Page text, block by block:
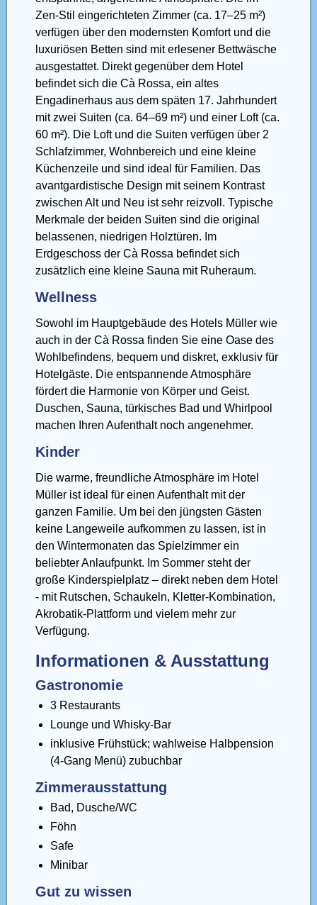
Zen-Stil eingerichteten Zimmer (ca. 17–25 m²)
verfügen über den modernsten Komfort und die
luxuriösen Betten sind mit erlesener Bettwäsche
ausgestattet. Direkt gegenüber dem Hotel
befindet sich die Cà Rossa, ein altes
Engadinerhaus aus dem späten 17. Jahrhundert
mit zwei Suiten (ca. 64–69 m²) und einer Loft (ca.
60 m²). Die Loft und die Suiten verfügen über 2
Schlafzimmer, Wohnbereich und eine kleine
Küchenzeile und sind ideal für Familien. Das
avantgardistische Design mit seinem Kontrast
zwischen Alt und Neu ist sehr reizvoll. Typische
Merkmale der beiden Suiten sind die original
belassenen, niedrigen Holztüren. Im
Erdgeschoss der Cà Rossa befindet sich
zusätzlich eine kleine Sauna mit Ruheraum.
Wellness
Sowohl im Hauptgebäude des Hotels Müller wie
auch in der Cà Rossa finden Sie eine Oase des
Wohlbefindens, bequem und diskret, exklusiv für
Hotelgäste. Die entspannende Atmosphäre
fördert die Harmonie von Körper und Geist.
Duschen, Sauna, türkisches Bad und Whirlpool
machen Ihren Aufenthalt noch angenehmer.
Kinder
Die warme, freundliche Atmosphäre im Hotel
Müller ist ideal für einen Aufenthalt mit der
ganzen Familie. Um bei den jüngsten Gästen
keine Langeweile aufkommen zu lassen, ist in
den Wintermonaten das Spielzimmer ein
beliebter Anlaufpunkt. Im Sommer steht der
große Kinderspielplatz – direkt neben dem Hotel
- mit Rutschen, Schaukeln, Kletter-Kombination,
Akrobatik-Plattform und vielem mehr zur
Verfügung.
Informationen & Ausstattung
Gastronomie
3 Restaurants
Lounge und Whisky-Bar
inklusive Frühstück; wahlweise Halbpension
(4-Gang Menü) zubuchbar
Zimmerausstattung
Bad, Dusche/WC
Föhn
Safe
Minibar
Gut zu wissen